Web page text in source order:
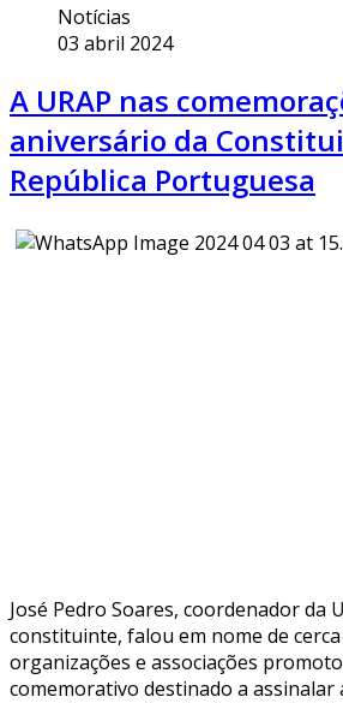
Notícias
03 abril 2024
A URAP nas
aniversário da
República Portuguesa
José Pedro Soares, coordenador da
constituinte, falou em nome de
organizações e associações
comemorativo destinado a assinalar